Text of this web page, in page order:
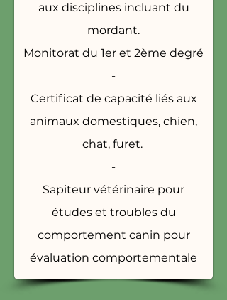
aux disciplines incluant du
mordant.
Monitorat du 1er et 2ème degré
-
Certificat de capacité liés aux
animaux domestiques, chien,
chat, furet.
-
Sapiteur vétérinaire pour
études et troubles du
comportement canin pour
évaluation comportementale